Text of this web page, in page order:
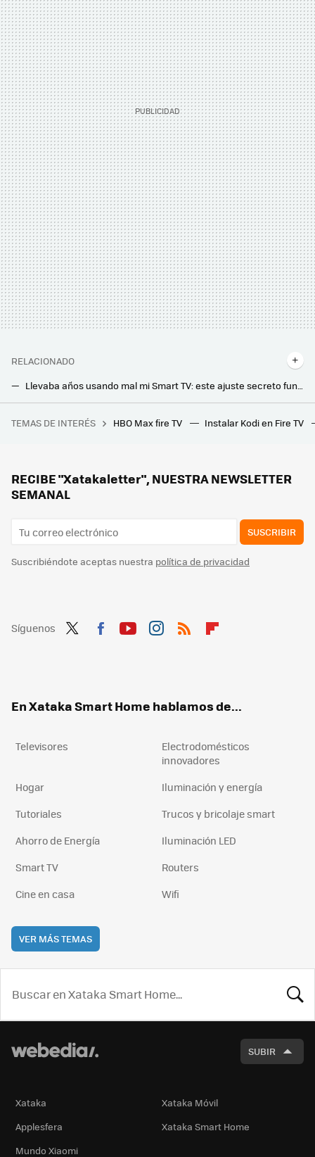
RELACIONADO
Llevaba años usando mal mi Smart TV: este ajuste secreto funciona incluso con la pantalla en negro
Entre 'Braveheart' y 'Gladiator'. Andrew Garfield presenta el extraordinario tráiler de su nueva película a las órdenes de Paul Greengrass
TEMAS DE INTERÉS HBO Max fire TV Instalar Kodi en Fire TV
RECIBE "Xatakaletter", NUESTRA NEWSLETTER
SEMANAL
SUSCRIBIR
Suscribiéndote aceptas nuestra política de privacidad
Síguenos
En Xataka Smart Home hablamos de...
Televisores
Electrodomésticos
innovadores
Hogar
Iluminación y energía
Tutoriales
Trucos y bricolaje smart
Ahorro de Energía
Iluminación LED
Smart TV
Routers
Cine en casa
Wifi
VER MÁS TEMAS
SUBIR
Xataka
Xataka Móvil
Applesfera
Xataka Smart Home
Mundo Xiaomi